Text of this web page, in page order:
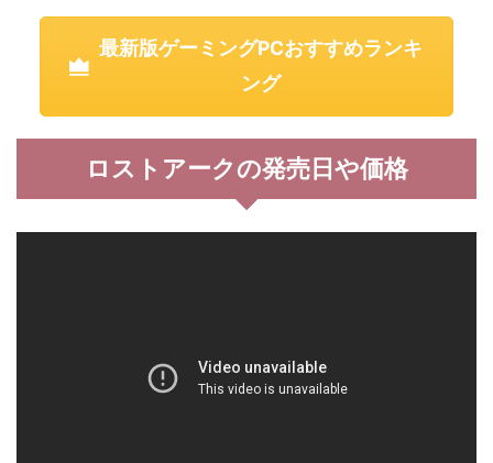
最新版ゲーミングPCおすすめランキ
ング
ロストアークの発売日や価格